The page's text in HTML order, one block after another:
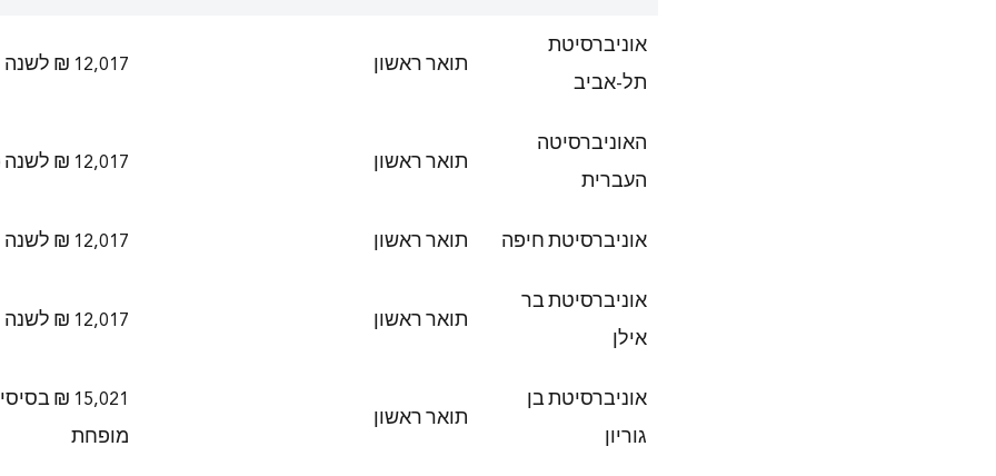
אוניברסיטת
תל-אביב
תואר ראשון 12,017 ₪ לשנה
האוניברסיטה
העברית
תואר ראשון 12,017 ₪ לשנה (מופחת)
אוניברסיטת חיפה תואר ראשון
12,017 ₪ לשנה
אוניברסיטת בר
אילן
תואר ראשון 12,017 ₪ לשנה
אוניברסיטת בן
גוריון
תואר ראשון
מופחת